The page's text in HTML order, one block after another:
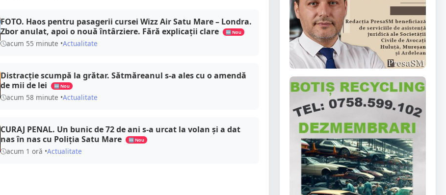
FOTO. Haos pentru pasagerii cursei Wizz Air Satu Mare – Londra.
Zbor anulat, apoi o nouă întârziere. Fără explicații clare
🆕 Nou
acum 55 minute •Actualitate
Distracție scumpă la grătar. Sătmăreanul s-a ales cu o amendă
de mii de lei
🆕 Nou
acum 58 minute •Actualitate
CURAJ PENAL. Un bunic de 72 de ani s-a urcat la volan și a dat
nas în nas cu Poliția Satu Mare
🆕 Nou
acum 1 oră •Actualitate